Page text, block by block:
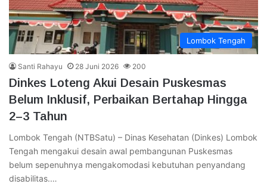
Lombok Tengah
Santi Rahayu 28 Juni 2026 200
Dinkes Loteng Akui Desain Puskesmas
Belum Inklusif, Perbaikan Bertahap Hingga
2–3 Tahun
Lombok Tengah (NTBSatu) – Dinas Kesehatan (Dinkes) Lombok
Tengah mengakui desain awal pembangunan Puskesmas
belum sepenuhnya mengakomodasi kebutuhan penyandang
disabilitas.…